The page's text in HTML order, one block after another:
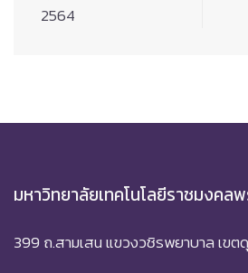
2564
มหาวิทยาลัยเทคโนโลยีราชมงคล
399 ถ.สามเสน แขวงวชิรพยาบาล เข